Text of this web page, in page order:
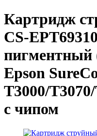
Картридж
CS-
пигментный
Epson
T3000/
с чипом